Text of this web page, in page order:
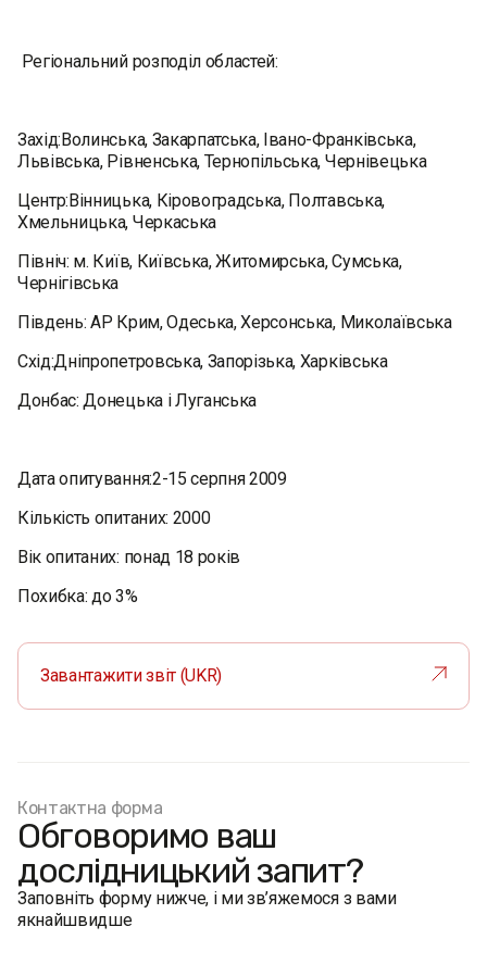
Регіональний розподіл областей:
Захід:Волинська, Закарпатська, Івано-Франківська,
Львівська, Рівненська, Тернопільська, Чернівецька
Центр:Вінницька, Кіровоградська, Полтавська,
Хмельницька, Черкаська
Північ: м. Київ, Київська, Житомирська, Сумська,
Чернігівська
Південь: АР Крим, Одеська, Херсонська, Миколаївська
Схід:Дніпропетровська, Запорізька, Харківська
Донбас: Донецька і Луганська
Дата опитування:2-15 серпня 2009
Кількість опитаних: 2000
Вік опитаних: понад 18 років
Похибка: до 3%
Завантажити звіт (UKR)
Контактна форма
Обговоримо ваш
дослідницький запит?
Заповніть форму нижче, і ми зв’яжемося з вами
якнайшвидше